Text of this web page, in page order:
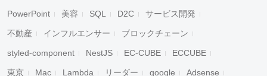
PowerPoint 美容 SQL D2C サービス開発
不動産 インフルエンサー ブロックチェーン
styled-component NestJS EC-CUBE ECCUBE
東京 Mac Lambda リーダー google Adsense